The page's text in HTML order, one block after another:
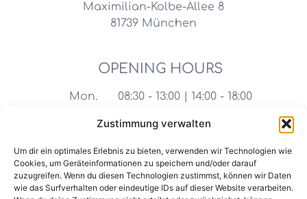
Zustimmung verwalten
Um dir ein optimales Erlebnis zu bieten, verwenden wir Technologien wie
Cookies, um Geräteinformationen zu speichern und/oder darauf
zuzugreifen. Wenn du diesen Technologien zustimmst, können wir Daten
wie das Surfverhalten oder eindeutige IDs auf dieser Website verarbeiten.
Maximilian-Kolbe-Allee 8
81739 München
OPENING HOURS
Mon.
08:30 - 13:00 | 14:00 - 18:00
08:30 - 13:00 | 14:00 - 18:00
Thu.
08:30 - 13:00 | 14:00 - 18:00
Fri.
08:30 - 14:00